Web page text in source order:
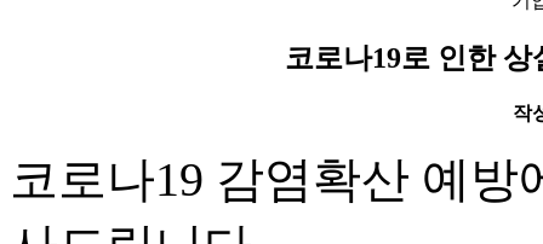
코로나19로 인한
작
코로나19 감염확산 예방